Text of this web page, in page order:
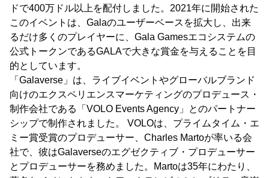
ドで400万ドル以上を配付しました。2021年に開始された
このイベントは、Galaのユーザーベースを拡大し、出来
るだけ多くのプレイヤーに、Gala Gamesエコシステムの
公式トークンであるGALAで大きな賞金を与えることを目
的としています。
「Galaverse」は、ライブイベントやグローバルブランド
向けのエクスペリエンスマーケティングのプロデュース・
制作会社である「VOLO Events Agency」とのパートナー
シップで制作されました。 VOLOは、プライムタイム・エ
ミー賞受賞のプロデューサー、Charles Martoが率いる会
社で、彼はGalaverseのエグゼクティブ・プロデューサー
とプロデューサーを務めました。Martoは35年にわたり、